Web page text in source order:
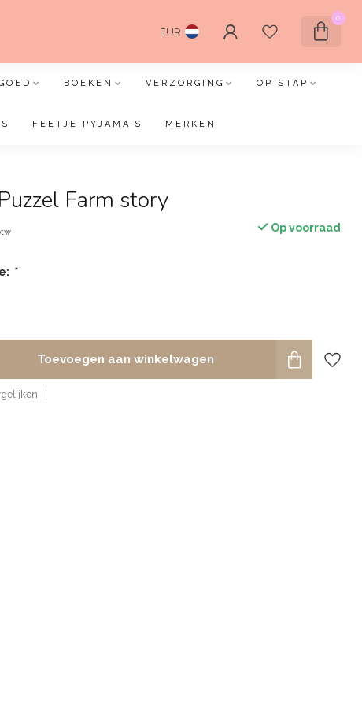
EUR
0
BOEKEN VERZORGING OP STAP
FEETJE PYJAMA'S MERKEN
Farm story
Op voorraad
*
Toevoegen aan winkelwagen